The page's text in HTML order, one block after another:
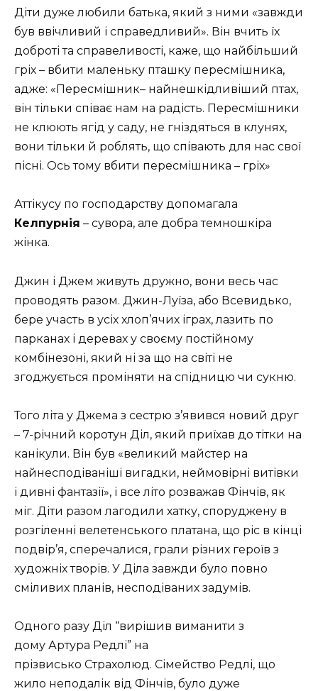
Діти дуже любили батька, який з ними «завжди
був ввічливий і справедливий». Він вчить їх
доброті та справеливості, каже, що найбільший
гріх – вбити маленьку пташку пересмішника,
адже: «Пересмішник– найнешкідливіший птах,
він тільки співає нам на радість. Пересмішники
не клюють ягід у саду, не гніздяться в клунях,
вони тільки й роблять, що співають для нас свої
пісні. Ось тому вбити пересмішника – гріх»
Аттікусу по господарству допомагала
Келпурнія – сувора, але добра темношкіра
жінка.
Джин і Джем живуть дружно, вони весь час
проводять разом. Джин-Луїза, або Всевидько,
бере участь в усіх хлоп’ячих іграх, лазить по
парканах і деревах у своєму постійному
комбінезоні, який ні за що на світі не
згоджується проміняти на спідницю чи сукню.
Того літа у Джема з сестрю з’явився новий друг
– 7-річний коротун Діл, який приїхав до тітки на
канікули. Він був «великий майстер на
найнесподіваніші вигадки, неймовірні витівки
і дивні фантазії», і все літо розважав Фінчів, як
міг. Діти разом лагодили хатку, споруджену в
розгіленні велетенського платана, що ріс в кінці
подвір’я, сперечалися, грали різних героїв з
художніх творів. У Діла завжди було повно
сміливих планів, несподіваних задумів.
Одного разу Діл “вирішив виманити з
дому Артура Редлі” на
прізвисько Страхолюд. Сімейство Редлі, що
жило неподалік від Фінчів, було дуже